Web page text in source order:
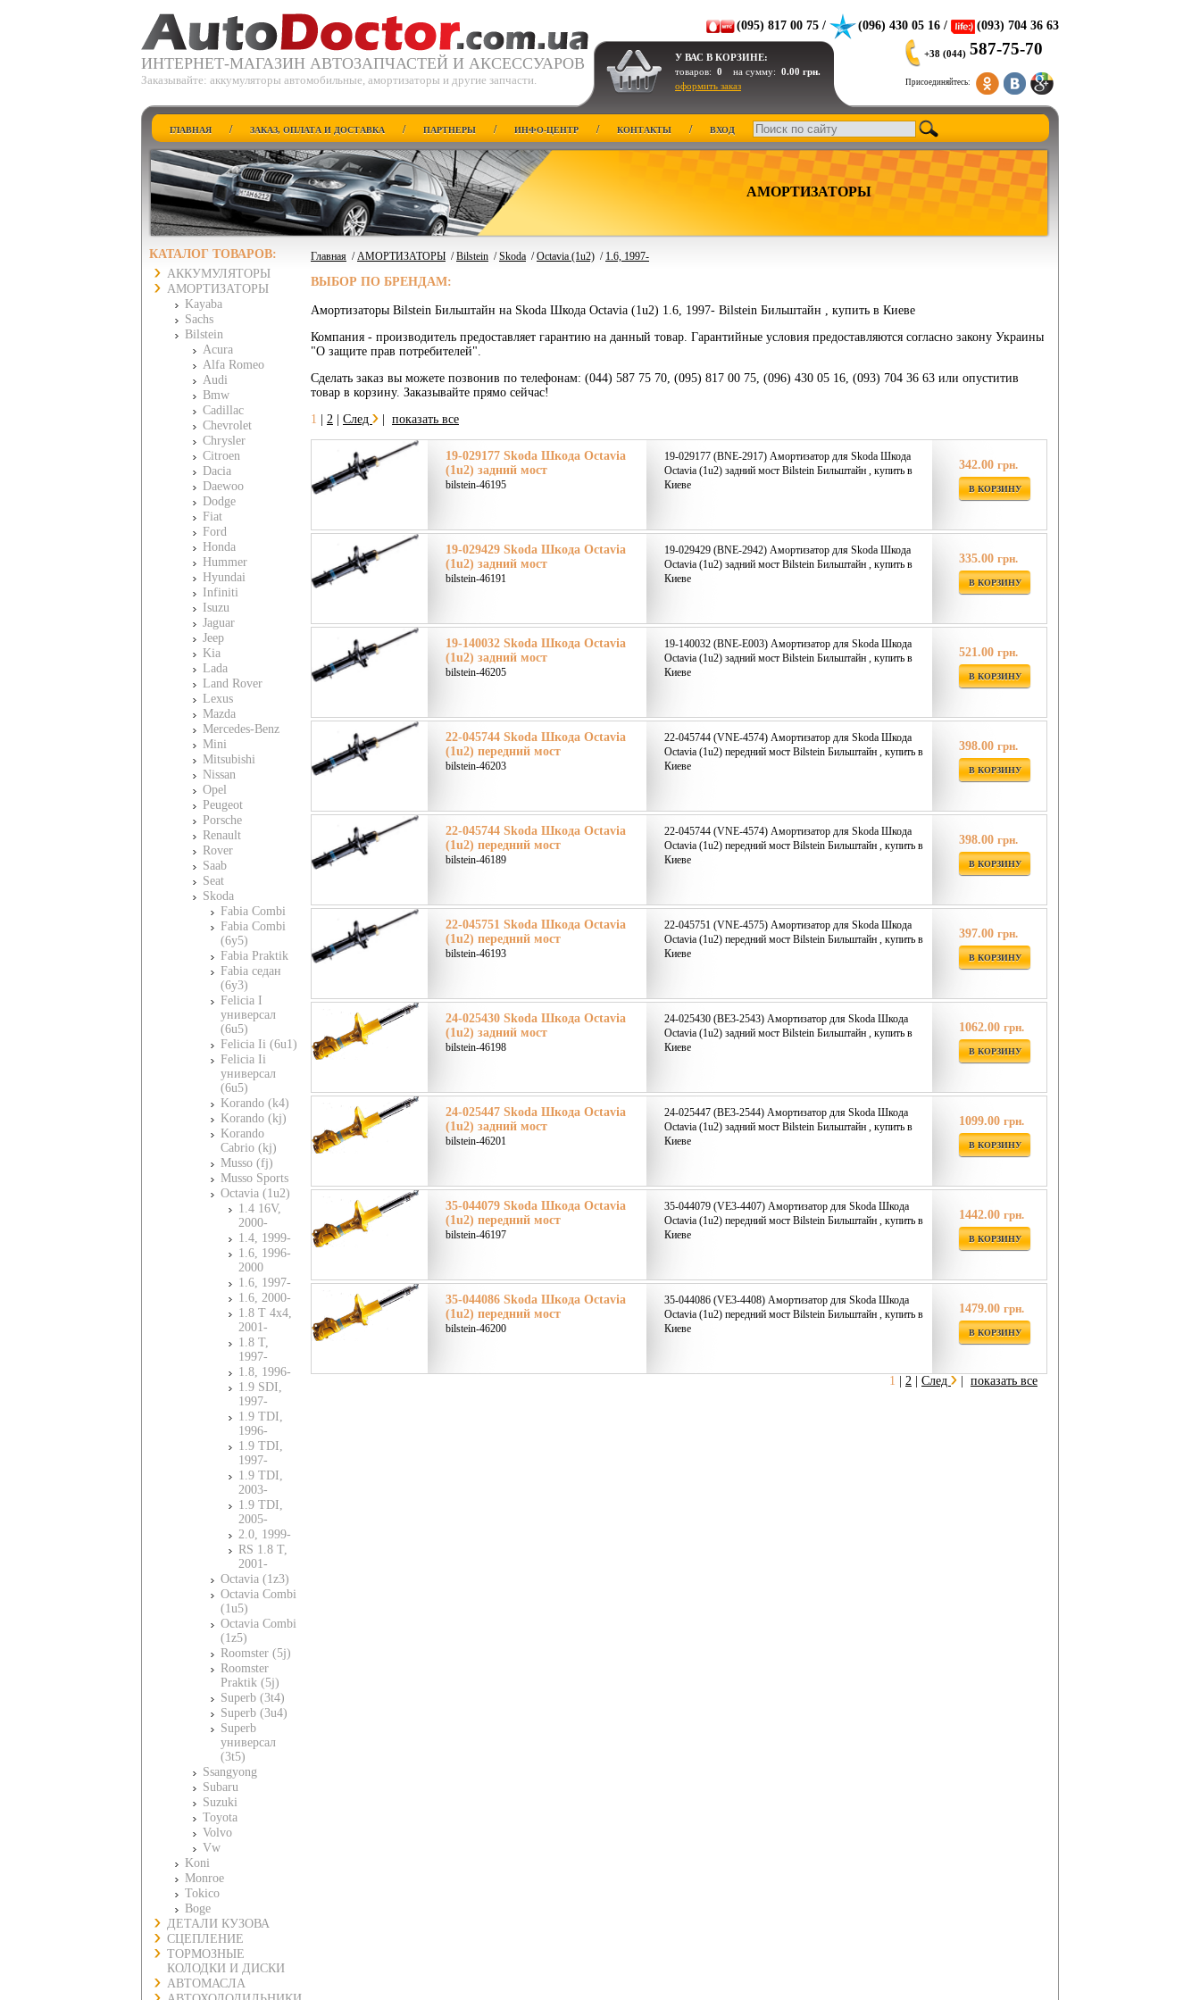
ИНТЕРНЕТ-МАГАЗИН АВТОЗАПЧАСТЕЙ И АКСЕССУАРОВ
Заказывайте: аккумуляторы автомобильные, амортизаторы и другие запчасти.
(095) 817 00 75 / (096) 430 05 16 / (093) 704 36 63
У ВАС В КОРЗИНЕ:
товаров: 0 на сумму: 0.00 грн.
оформить заказ
+38 (044) 587-75-70
Присоединяйтесь:
ГЛАВНАЯ / ЗАКАЗ, ОПЛАТА И ДОСТАВКА / ПАРТНЕРЫ / ИНФО-ЦЕНТР / КОНТАКТЫ / ВХОД
АМОРТИЗАТОРЫ
КАТАЛОГ ТОВАРОВ:
АККУМУЛЯТОРЫ
АМОРТИЗАТОРЫ
Kayaba
Sachs
Bilstein
Acura
Alfa Romeo
Audi
Bmw
Cadillac
Chevrolet
Chrysler
Citroen
Dacia
Daewoo
Dodge
Fiat
Ford
Honda
Hummer
Hyundai
Infiniti
Isuzu
Jaguar
Jeep
Kia
Lada
Land Rover
Lexus
Mazda
Mercedes-Benz
Mini
Mitsubishi
Nissan
Opel
Peugeot
Porsche
Renault
Rover
Saab
Seat
Skoda
Fabia Combi
Fabia Combi
(6y5)
Fabia Praktik
Fabia седан
(6y3)
Felicia I
универсал
(6u5)
Felicia Ii (6u1)
Felicia Ii
универсал
(6u5)
Korando (k4)
Korando (kj)
Korando
Cabrio (kj)
Musso (fj)
Musso Sports
Octavia (1u2)
1.4 16V,
2000-
1.4, 1999-
1.6, 1996-
2000
1.6, 1997-
1.6, 2000-
1.8 T 4x4,
2001-
1.8 T,
1997-
1.8, 1996-
1.9 SDI,
1997-
1.9 TDI,
1996-
1.9 TDI,
1997-
1.9 TDI,
2003-
1.9 TDI,
2005-
2.0, 1999-
RS 1.8 T,
2001-
Octavia (1z3)
Octavia Combi
(1u5)
Octavia Combi
(1z5)
Roomster (5j)
Roomster
Praktik (5j)
Superb (3t4)
Superb (3u4)
Superb
универсал
(3t5)
Ssangyong
Subaru
Suzuki
Toyota
Volvo
Vw
Koni
Monroe
Tokico
Boge
ДЕТАЛИ КУЗОВА
СЦЕПЛЕНИЕ
ТОРМОЗНЫЕ
КОЛОДКИ И ДИСКИ
АВТОМАСЛА
Главная /АМОРТИЗАТОРЫ /Bilstein /Skoda /Octavia (1u2) / 1.6, 1997-
ВЫБОР ПО БРЕНДАМ:
Амортизаторы Bilstein Бильштайн на Skoda Шкода Octavia (1u2) 1.6, 1997- Bilstein Бильштайн , купить в Киеве
Компания - производитель предоставляет гарантию на данный товар. Гарантийные условия предоставляются согласно закону Украины
"О защите прав потребителей".
Сделать заказ вы можете позвонив по телефонам: (044) 587 75 70, (095) 817 00 75, (096) 430 05 16, (093) 704 36 63 или опуститив
товар в корзину. Заказывайте прямо сейчас!
1
2 След показать все
19-029177 Skoda Шкода Octavia
(1u2) задний мост
bilstein-46195
19-029177 (BNE-2917) Амортизатор для Skoda Шкода
Octavia (1u2) задний мост Bilstein Бильштайн , купить в
Киеве
342.00 грн.
В КОРЗИНУ
19-029429 Skoda Шкода Octavia
(1u2) задний мост
bilstein-46191
19-029429 (BNE-2942) Амортизатор для Skoda Шкода
Octavia (1u2) задний мост Bilstein Бильштайн , купить в
Киеве
335.00 грн.
В КОРЗИНУ
19-140032 Skoda Шкода Octavia
(1u2) задний мост
bilstein-46205
19-140032 (BNE-E003) Амортизатор для Skoda Шкода
Octavia (1u2) задний мост Bilstein Бильштайн , купить в
Киеве
521.00 грн.
В КОРЗИНУ
22-045744 Skoda Шкода Octavia
(1u2) передний мост
bilstein-46203
22-045744 (VNE-4574) Амортизатор для Skoda Шкода
Octavia (1u2) передний мост Bilstein Бильштайн , купить в
Киеве
398.00 грн.
В КОРЗИНУ
22-045744 Skoda Шкода Octavia
(1u2) передний мост
bilstein-46189
22-045744 (VNE-4574) Амортизатор для Skoda Шкода
Octavia (1u2) передний мост Bilstein Бильштайн , купить в
Киеве
398.00 грн.
В КОРЗИНУ
22-045751 Skoda Шкода Octavia
(1u2) передний мост
bilstein-46193
22-045751 (VNE-4575) Амортизатор для Skoda Шкода
Octavia (1u2) передний мост Bilstein Бильштайн , купить в
Киеве
397.00 грн.
В КОРЗИНУ
24-025430 Skoda Шкода Octavia
(1u2) задний мост
bilstein-46198
24-025430 (BE3-2543) Амортизатор для Skoda Шкода
Octavia (1u2) задний мост Bilstein Бильштайн , купить в
Киеве
1062.00 грн.
В КОРЗИНУ
24-025447 Skoda Шкода Octavia
(1u2) задний мост
bilstein-46201
24-025447 (BE3-2544) Амортизатор для Skoda Шкода
Octavia (1u2) задний мост Bilstein Бильштайн , купить в
Киеве
1099.00 грн.
В КОРЗИНУ
35-044079 Skoda Шкода Octavia
(1u2) передний мост
bilstein-46197
35-044079 (VE3-4407) Амортизатор для Skoda Шкода
Octavia (1u2) передний мост Bilstein Бильштайн , купить в
Киеве
1442.00 грн.
В КОРЗИНУ
35-044086 Skoda Шкода Octavia
(1u2) передний мост
bilstein-46200
35-044086 (VE3-4408) Амортизатор для Skoda Шкода
Octavia (1u2) передний мост Bilstein Бильштайн , купить в
Киеве
1479.00 грн.
В КОРЗИНУ
1 2 След показать все